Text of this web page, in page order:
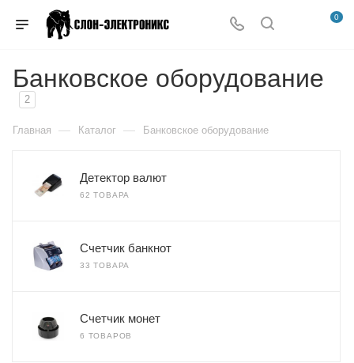
0
Банковское оборудование
2
Главная — Каталог — Банковское оборудование
Детектор валют
62 ТОВАРА
Счетчик банкнот
33 ТОВАРА
Счетчик монет
6 ТОВАРОВ